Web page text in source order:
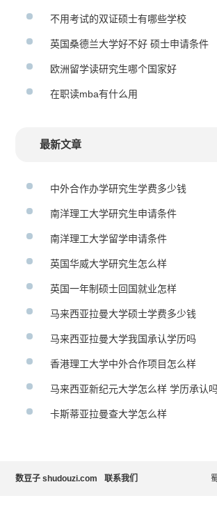
不用考试的双证硕士有哪些学校
英国桑德兰大学好不好 硕士申请条件
欧洲留学读研究生哪个国家好
在职读mba有什么用
最新文章
中外合作办学研究生学费多少钱
南洋理工大学研究生申请条件
南洋理工大学留学申请条件
英国华威大学研究生怎么样
英国一年制硕士回国就业怎样
马来西亚拉曼大学硕士学费多少钱
马来西亚拉曼大学我国承认学历吗
香港理工大学中外合作项目怎么样
马来西亚新纪元大学怎么样 学历承认
卡斯蒂亚拉曼查大学怎么样
数豆子 shudouzi.com 联系我们